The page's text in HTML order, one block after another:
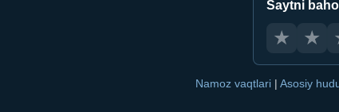
Saytni
★ ★
Namoz vaqtlari | Asosiy